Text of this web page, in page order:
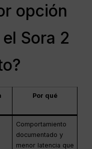
opción
Sora 2
Por qué
Comportamiento
documentado y
menor latencia que